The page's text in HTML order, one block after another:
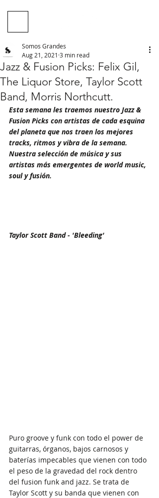
Jazz & Fusion Picks: Felix Gil,
The Liquor Store, Taylor Scott
Band, Morris Northcutt.
Somos Grandes
Aug 21, 2021 3 min read
Esta semana les traemos nuestro Jazz &
Fusion Picks con artistas de cada esquina
del planeta que nos traen los mejores
tracks, ritmos y vibra de la semana.
Nuestra selección de música y sus
artistas más emergentes de world music,
soul y fusión.
Taylor Scott Band - 'Bleeding'
Puro groove y funk con todo el power de
guitarras, órganos, bajos carnosos y
baterías impecables que vienen con todo
el peso de la gravedad del rock dentro
del fusion funk and jazz. Se trata de
Taylor Scott y su banda que vienen con